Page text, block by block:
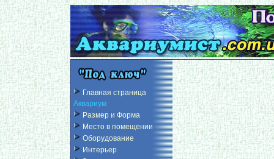
Главная страница
Аквариум
Размер и Форма
Место в помещении
Оборудование
Интерьер